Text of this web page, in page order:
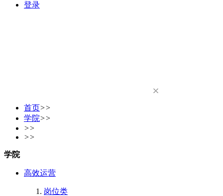
登录
首页>>
学院>>
>>
>>
学院
高效运营
岗位类